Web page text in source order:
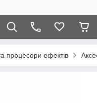
процесори ефектів